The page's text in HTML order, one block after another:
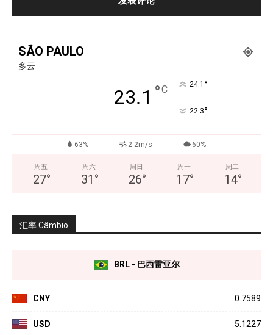
SÃO PAULO
多云
23.1 °C 24.1 °
22.3°
63% 2.2m/s 60%
周五
27°
周六
31 °
周日
26°
周一
17°
周二
14°
汇率 Câmbio
BRL - 巴西雷亚尔
CNY 0.7589
USD 5.1227